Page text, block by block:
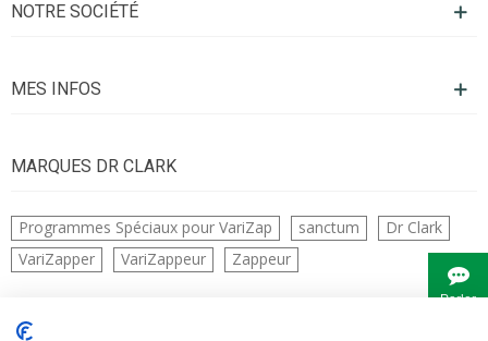
NOTRE SOCIÉTÉ
MES INFOS
MARQUES DR CLARK
Programmes Spéciaux pour VariZap sanctum
Dr Clark
VariZapper
VariZappeur Zappeur
Parler